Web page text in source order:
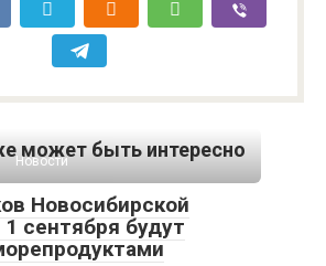
может быть интересно
Новости
Новосибирской
сентября будут